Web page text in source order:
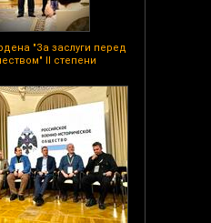
"За заслуги перед
II степени